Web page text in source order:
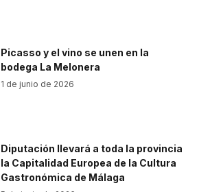
Picasso y el vino se unen en la
bodega La Melonera
1 de junio de 2026
Diputación llevará a toda la provincia
la Capitalidad Europea de la Cultura
Gastronómica de Málaga